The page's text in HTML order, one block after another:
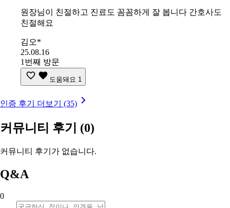
원장님이 친절하고 진료도 꼼꼼하게 잘 봅니다 간호사도
친절해요
김오*
25.08.16
1번째 방문
도움돼요 1
인증 후기 더보기 (35)
커뮤니티 후기 (0)
커뮤니티 후기가 없습니다.
Q&A
0